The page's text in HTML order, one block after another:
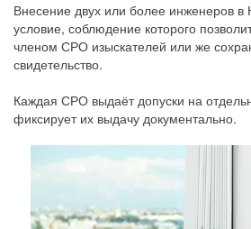
Внесение двух или более инженеров
условие, соблюдение которого
членом СРО изыскателей или же
свидетельство.
Каждая СРО выдаёт допуски на
фиксирует их выдачу документально.